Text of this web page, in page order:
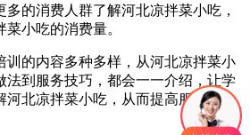
多的消费人群了解河北凉拌菜小吃，
小吃的消费量。
训的内容多种多样，从河北凉拌菜小
法到服务技巧，都会一一介绍，让学
河北凉拌菜小吃，从而提高服务水